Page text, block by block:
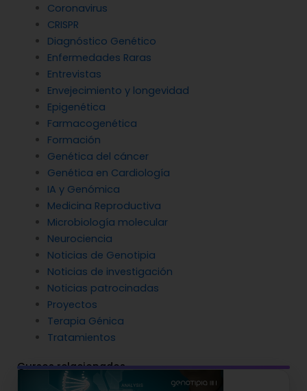
Coronavirus
CRISPR
Diagnóstico Genético
Enfermedades Raras
Entrevistas
Envejecimiento y longevidad
Epigenética
Farmacogenética
Formación
Genética del cáncer
Genética en Cardiología
IA y Genómica
Medicina Reproductiva
Microbiología molecular
Neurociencia
Noticias de Genotipia
Noticias de investigación
Noticias patrocinadas
Proyectos
Terapia Génica
Tratamientos
Cursos relacionados